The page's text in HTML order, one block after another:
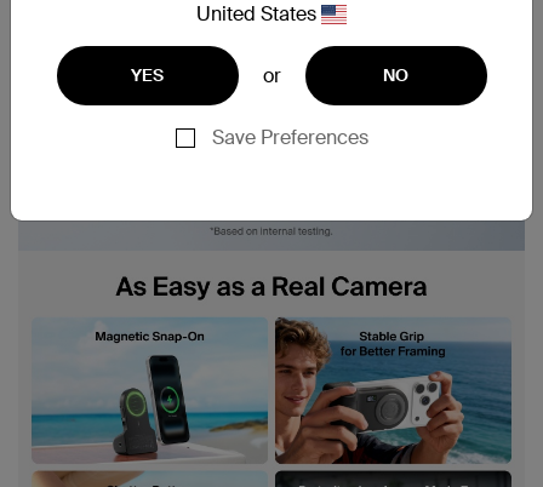
United States
YES or NO
Save Preferences